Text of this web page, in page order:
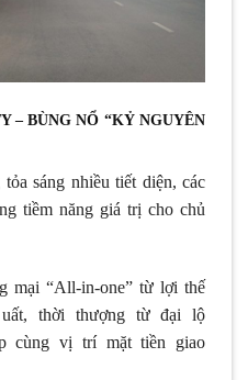
– BÙNG NỔ “KỶ NGUYÊN
sáng nhiều tiết diện, các
tiềm năng giá trị cho chủ
mại “All-in-one” từ lợi thế
thời thượng từ đại lộ
cùng vị trí mặt tiền giao